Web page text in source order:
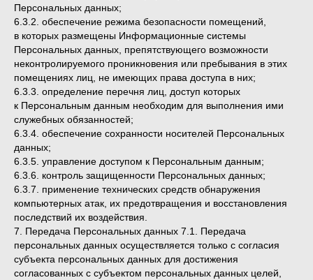
Персональных данных;
6.3.2. обеспечение режима безопасности помещений,
в которых размещены Информационные системы
Персональных данных, препятствующего возможности
неконтролируемого проникновения или пребывания в этих
помещениях лиц, не имеющих права доступа в них;
6.3.3. определение перечня лиц, доступ которых
к Персональным данным необходим для выполнения ими
служебных обязанностей;
6.3.4. обеспечение сохранности носителей Персональных
данных;
6.3.5. управление доступом к Персональным данным;
6.3.6. контроль защищенности Персональных данных;
6.3.7. применение технических средств обнаружения
компьютерных атак, их предотвращения и восстановления
последствий их воздействия.
7. Передача Персональных данных 7.1. Передача
персональных данных осуществляется только с согласия
субъекта персональных данных для достижения
согласованных с субъектом персональных данных целей,